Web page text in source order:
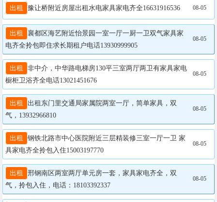
出租 豫让桥附近房屋出租水电家具家电齐全16631916536 08-05
出租
襄都区海艺附近怡景园一室一厅一厨一卫双气家具家
电齐全拎包即住求长期租户电话13930999905
08-05
出租
非中介，中华路电梯房130平三室两厅两卫有家具家电
橱柜卫浴齐全电话13021451676
08-05
出租
出租东门里交通局家属院两室一厅，简单家具，双
气，13932966810
08-05
出租
钢铁北路市中心医院附近三层精装修三室一厅一卫 家
08-05
出租
邢钢南区两室两厅单元房一套，家具家电齐全，双
气，拎包入住，电话：18103392337
08-05